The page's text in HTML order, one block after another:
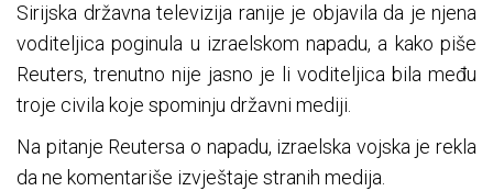
Sirijska državna televizija ranije je objavila da je njena
voditeljica poginula u izraelskom napadu, a kako piše
Reuters, trenutno nije jasno je li voditeljica bila među
troje civila koje spominju državni mediji.
Na pitanje Reutersa o napadu, izraelska vojska je rekla
da ne komentariše izvještaje stranih medija.